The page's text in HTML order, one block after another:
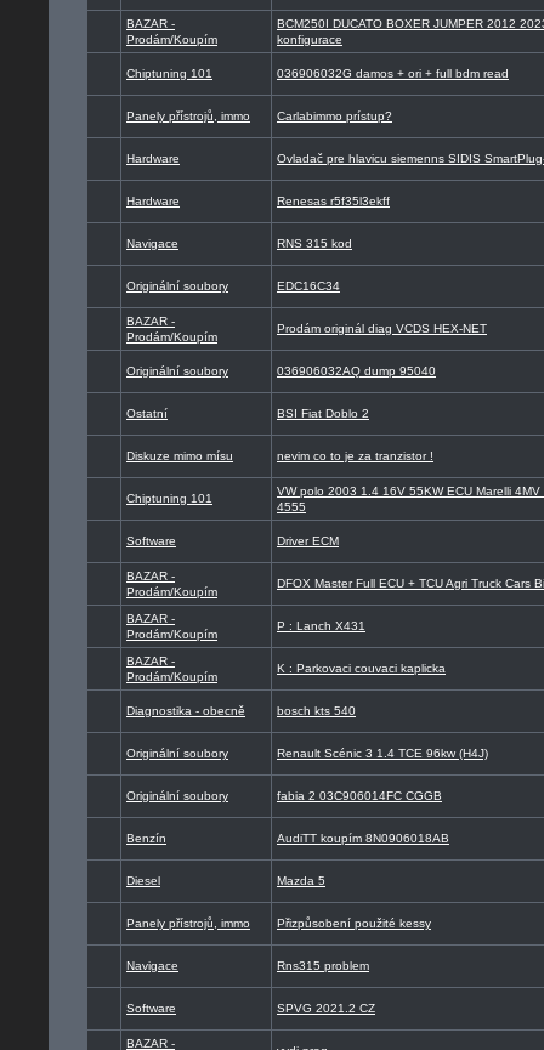
BAZAR -
Prodám/Koupím
BCM250I DUCATO BOXER JUMPER 2012
konfigurace
Chiptuning 101 036906032G damos + ori + full bdm read
Panely přístrojů, immo Carlabimmo prístup?
Hardware Ovladač pre hlavicu siemenns SIDIS
Hardware Renesas r5f35l3ekff
Navigace RNS 315 kod
Originální soubory EDC16C34
BAZAR -
Prodám/Koupím
Prodám originál diag VCDS HEX-NET
Originální soubory 036906032AQ dump 95040
Ostatní BSI Fiat Doblo 2
Diskuze mimo mísu nevim co to je za tranzistor !
Chiptuning 101
VW polo 2003 1.4 16V 55KW ECU Marelli
4555
Software Driver ECM
BAZAR -
Prodám/Koupím
DFOX Master Full ECU + TCU Agri Truck Cars
BAZAR -
Prodám/Koupím
P : Lanch X431
BAZAR -
Prodám/Koupím
K : Parkovaci couvaci kaplicka
Diagnostika - obecně bosch kts 540
Originální soubory Renault Scénic 3 1.4 TCE 96kw (H4J)
Originální soubory fabia 2 03C906014FC CGGB
Benzín AudiTT koupím 8N0906018AB
Diesel Mazda 5
Panely přístrojů, immo Přizpůsobení použité kessy
Navigace Rns315 problem
Software SPVG 2021.2 CZ
BAZAR -